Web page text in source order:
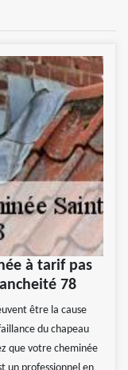
à tarif pas
78
être la cause
du chapeau
que votre cheminée